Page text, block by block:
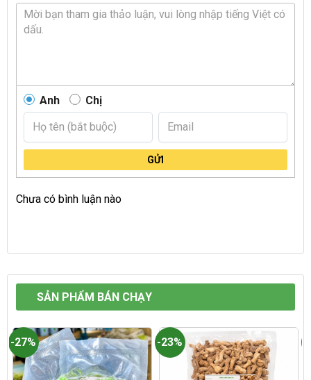
Anh Chị
GỬI
Chưa có bình luận nào
SẢN PHẨM BÁN CHẠY
-27% -23%